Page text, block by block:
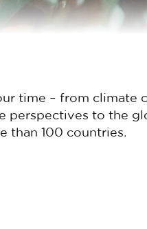
time – from climate
perspectives to the
than 100 countries.